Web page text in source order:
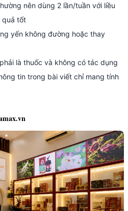
nên dùng 2 lần/tuần với liều
quả tốt
yến không đường hoặc thay
là thuốc và không có tác dụng
tin trong bài viết chỉ mang tính